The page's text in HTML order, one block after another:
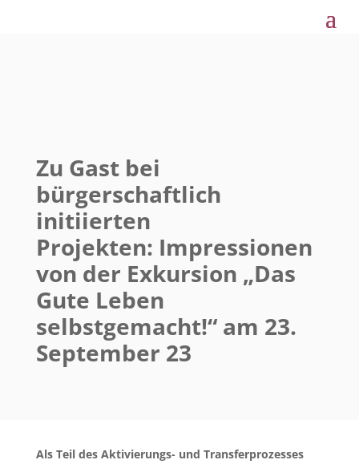
Zu Gast bei
bürgerschaftlich
initiierten
Projekten: Impressionen
von der Exkursion „Das
Gute Leben
selbstgemacht!“ am 23.
September 23
Als Teil des Aktivierungs- und Transferprozesses